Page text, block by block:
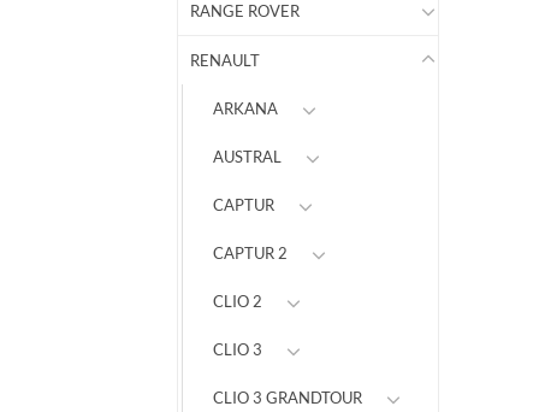
RANGE ROVER
RENAULT
ARKANA
AUSTRAL
CAPTUR
CAPTUR 2
CLIO 2
CLIO 3
CLIO 3 GRANDTOUR